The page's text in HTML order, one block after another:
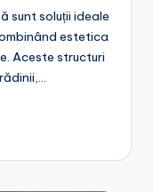
sunt soluții ideale
estetica
Aceste structuri